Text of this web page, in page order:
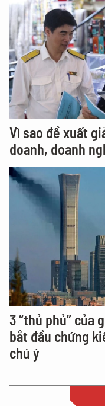
Vì sao đề xuất
doanh, doanh
3 “thủ phủ” của
bắt đầu chứng
chú ý